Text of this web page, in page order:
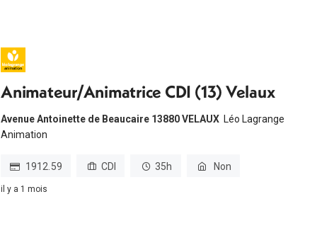
Animateur/Animatrice CDI (13) Velaux
Avenue Antoinette de Beaucaire 13880 VELAUX Léo Lagrange
Animation
1912.59 CDI 35h Non
il y a 1 mois